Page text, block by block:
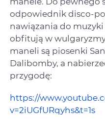
odpowiednik disco-
nawiązania do
obfitują w
maneli są piosenki
Dalibomby, a
przygodę:
https://
v=2iUGfURqyhs&t=1s